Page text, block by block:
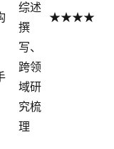
综述
撰
写、
跨领
域研
究梳
理
★★★★